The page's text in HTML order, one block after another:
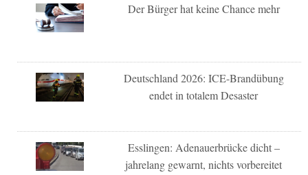
Der Bürger hat keine Chance mehr
Deutschland 2026: ICE-Brandübung
endet in totalem Desaster
Esslingen: Adenauerbrücke dicht –
jahrelang gewarnt, nichts vorbereitet